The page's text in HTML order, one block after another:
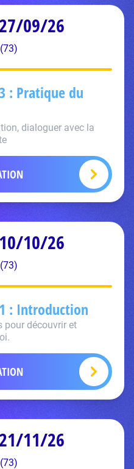
09/26
: Pratique du
dialoguer avec la
10/26
: Introduction
pour découvrir et
11/26